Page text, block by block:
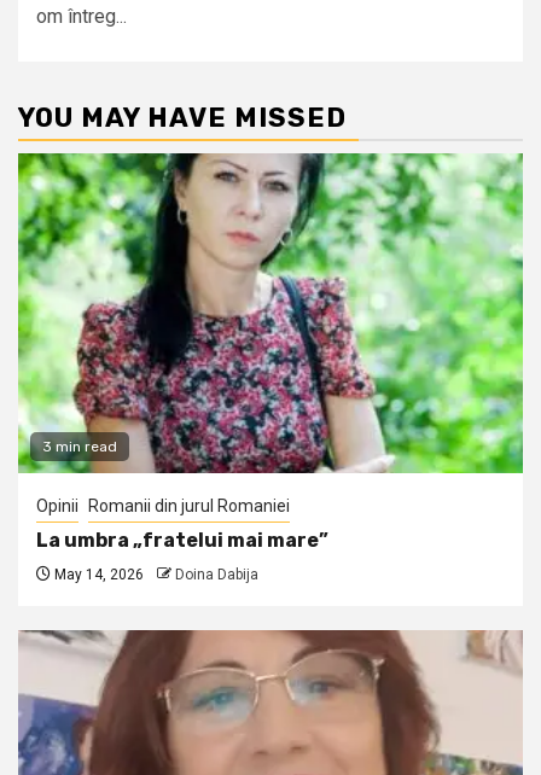
om întreg...
YOU MAY HAVE MISSED
3 min read
Opinii Romanii din jurul Romaniei
La umbra „fratelui mai mare”
May 14, 2026 Doina Dabija